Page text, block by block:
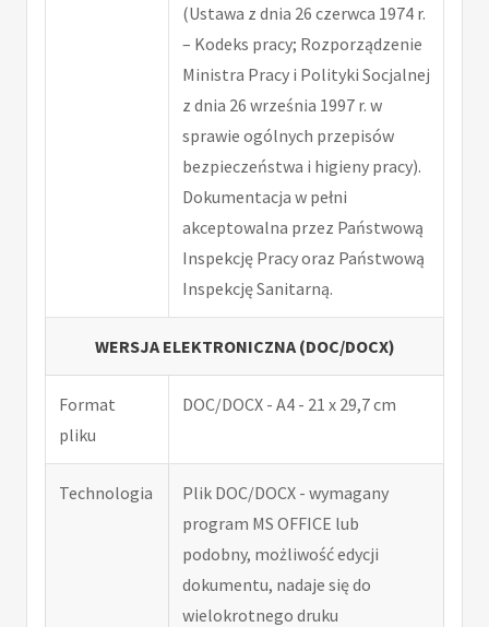
(Ustawa z dnia 26 czerwca 1974 r.
– Kodeks pracy; Rozporządzenie
Ministra Pracy i Polityki Socjalnej
z dnia 26 września 1997 r. w
sprawie ogólnych przepisów
bezpieczeństwa i higieny pracy).
Dokumentacja w pełni
akceptowalna przez Państwową
Inspekcję Pracy oraz Państwową
Inspekcję Sanitarną.
WERSJA ELEKTRONICZNA (DOC/DOCX)
Format
pliku
DOC/DOCX - A4 - 21 x 29,7 cm
Technologia
Plik DOC/DOCX - wymagany
program MS OFFICE lub
podobny, możliwość edycji
dokumentu, nadaje się do
wielokrotnego druku